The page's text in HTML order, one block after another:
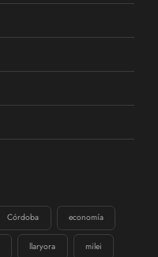
Córdoba economía
llaryora milei